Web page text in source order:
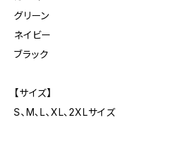
グリーン
ネイビー
ブラック
【サイズ】
S、M、L、XL、2XLサイズ